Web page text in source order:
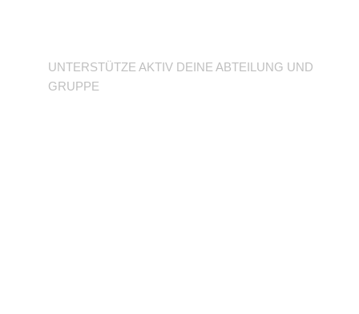
UNTERSTÜTZE AKTIV DEINE ABTEILUNG UND
GRUPPE